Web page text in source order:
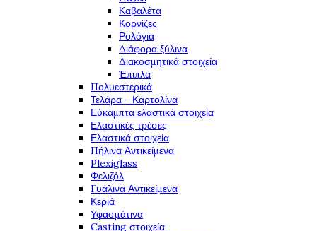
Καβαλέτα
Κορνίζες
Ρολόγια
Διάφορα ξύλινα
Διακοσμητικά στοιχεία
Έπιπλα
Πολυεστερικά
Τελάρα - Καρτολίνα
Εύκαμπτα ελαστικά στοιχεία
Ελαστικές τρέσες
Ελαστικά στοιχεία
Πήλινα Αντικείμενα
Plexiglass
Φελιζόλ
Γυάλινα Αντικείμενα
Κεριά
Υφασμάτινα
Casting στοιχεία